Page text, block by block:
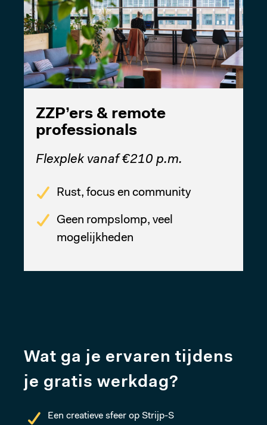
ZZP’ers & remote
professionals
Flexplek vanaf €210 p.m.
Rust, focus en community
Geen rompslomp, veel
mogelijkheden
Wat ga je ervaren tijdens
je gratis werkdag?
Een creatieve sfeer op Strijp-S